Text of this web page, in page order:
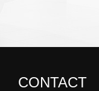
CONTACT